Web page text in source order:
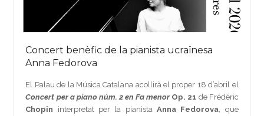
Concert benèfic de la pianista ucraïnesa
Anna Fedorova
El Palau de la Música Catalana acollirà el proper 18 d’abril el
Concert per a piano núm. 2 en Fa menorOp. 21 de Frédéric
Chopin interpretat per la pianista Anna Fedorova , que